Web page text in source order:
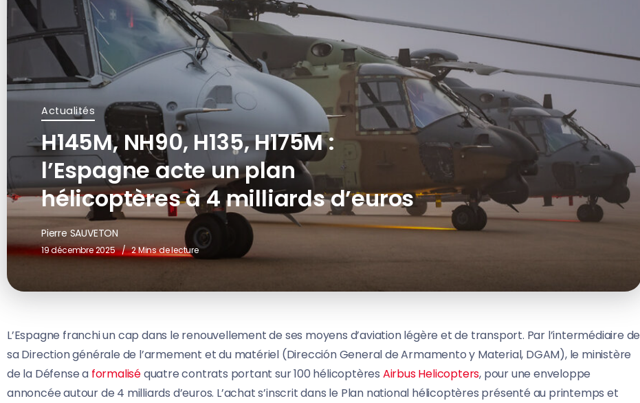
Actualités
H145M, NH90, H135, H175M :
l’Espagne acte un plan
hélicoptères à 4 milliards d’euros
Pierre SAUVETON
19 décembre 2025 2 Mins de lecture
L’Espagne franchi un cap dans le renouvellement de ses moyens d’aviation légère et de transport. Par l’intermédiaire de
sa Direction générale de l’armement et du matériel (Dirección General de Armamento y Material, DGAM), le ministère
de la Défense a formaliséquatre contrats portant sur 100 hélicoptères Airbus Helicopters, pour une enveloppe
annoncée autour de 4 milliards d’euros. L’achat s’inscrit dans le Plan national hélicoptères présenté au printemps et